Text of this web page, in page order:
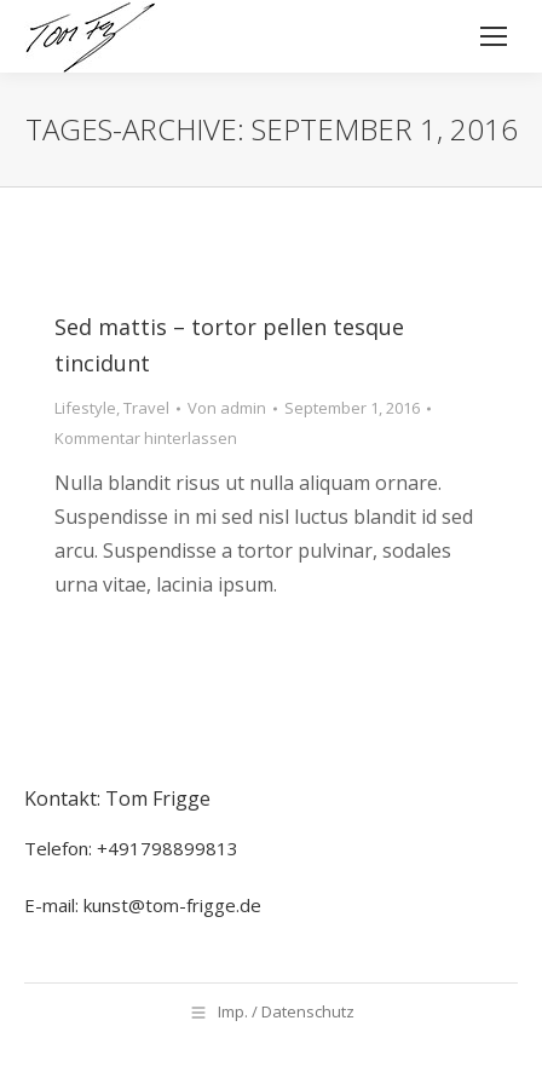
TAGES-ARCHIVE: SEPTEMBER 1, 2016
Sed mattis – tortor pellen tesque
tincidunt
Lifestyle,Travel Von admin
September 1, 2016
Kommentar hinterlassen
Nulla blandit risus ut nulla aliquam ornare.
Suspendisse in mi sed nisl luctus blandit id sed
arcu. Suspendisse a tortor pulvinar, sodales
urna vitae, lacinia ipsum.
Kontakt: Tom Frigge
Telefon: +491798899813
E-mail: kunst@tom-frigge.de
Imp. / Datenschutz